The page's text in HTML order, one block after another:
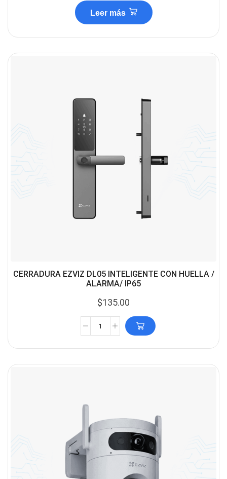
Leer más
CERRADURA EZVIZ DL05 INTELIGENTE CON HUELLA /
ALARMA/ IP65
$135.00